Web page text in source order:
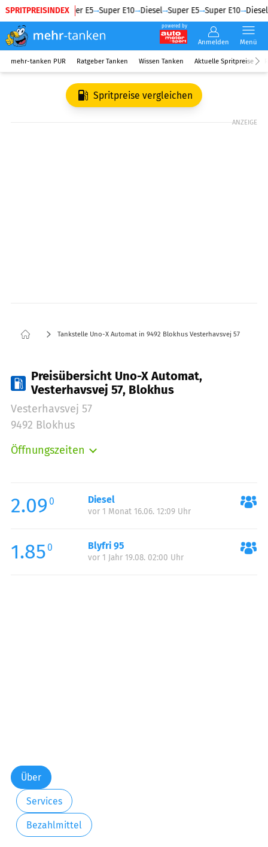
SPRITPREISINDEX
Diesel Super E5 Super E10 Diesel Super E5 Super E10 Diesel
powered by
Anmelden Menü
mehr-tanken PUR Ratgeber Tanken Wissen Tanken Aktuelle Spritpreise
Spritpreise vergleichen
ANZEIGE
Tankstelle Uno-X Automat in 9492 Blokhus Vesterhavsvej 57
Preisübersicht Uno-X Automat,
Vesterhavsvej 57, Blokhus
Vesterhavsvej 57
9492 Blokhus
Öffnungszeiten
Mittwoch:
00:00-24:00
Donnerstag:
Samstag:
00:00-24:00
Sonntag:
2.09 0 Diesel
vor 1 Monat 16.06. 12:09 Uhr
1.850 Blyfri 95
vor 1 Jahr 19.08. 02:00 Uhr
Über
Services
Bezahlmittel